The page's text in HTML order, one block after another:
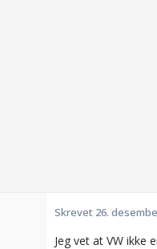
Skrevet 26.
Jeg vet at VW ikke